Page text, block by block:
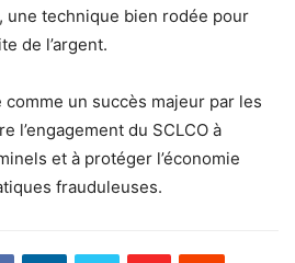
une technique bien rodée pour
de l’argent.
un succès majeur par les
l’engagement du SCLCO à
et à protéger l’économie
frauduleuses.